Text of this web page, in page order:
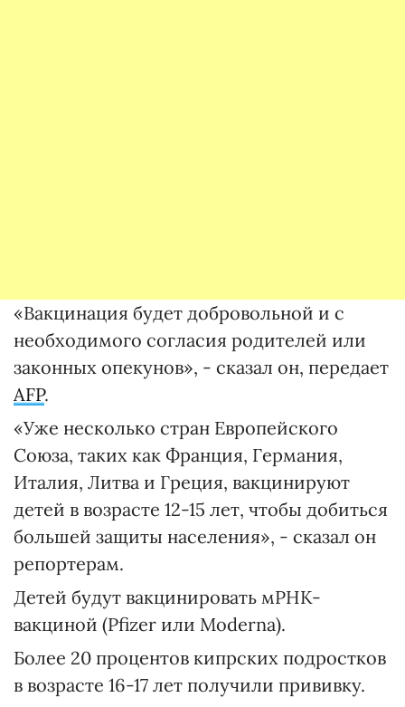
«Вакцинация будет добровольной и с
необходимого согласия родителей или
законных опекунов», - сказал он, передает
AFP.
«Уже несколько стран Европейского
Союза, таких как Франция, Германия,
Италия, Литва и Греция, вакцинируют
детей в возрасте 12-15 лет, чтобы добиться
большей защиты населения», - сказал он
репортерам.
Детей будут вакцинировать мРНК-
вакциной (Pfizer или Moderna).
Более 20 процентов кипрских подростков
в возрасте 16-17 лет получили прививку.